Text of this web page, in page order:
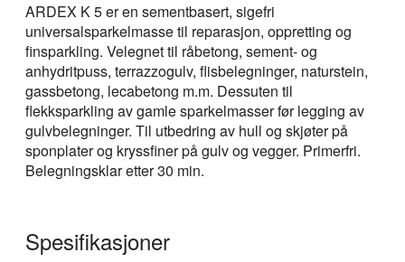
ARDEX K 5 er en sementbasert, sigefri
universalsparkelmasse til reparasjon, oppretting og
finsparkling. Velegnet til råbetong, sement- og
anhydritpuss, terrazzogulv, flisbelegninger, naturstein,
gassbetong, lecabetong m.m. Dessuten til
flekksparkling av gamle sparkelmasser før legging av
gulvbelegninger. Til utbedring av hull og skjøter på
sponplater og kryssfiner på gulv og vegger. Primerfri.
Belegningsklar etter 30 min.
Spesifikasjoner